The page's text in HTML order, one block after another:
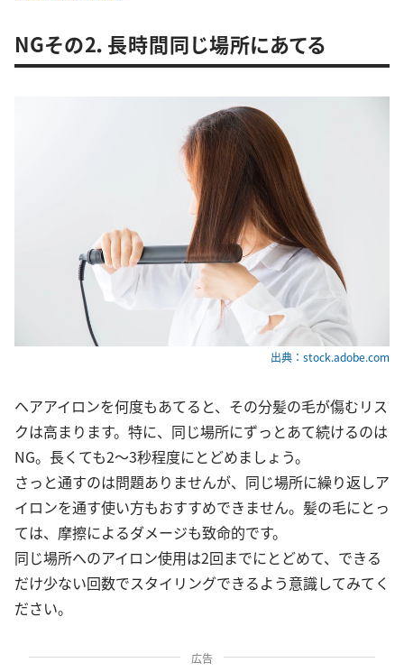
NGその2．長時間同じ場所にあてる
出典：stock.adobe.com
ヘアアイロンを何度もあてると、その分髪の毛が傷むリス
クは高まります。特に、同じ場所にずっとあて続けるのは
NG。長くても2～3秒程度にとどめましょう。
さっと通すのは問題ありませんが、同じ場所に繰り返しア
イロンを通す使い方もおすすめできません。髪の毛にとっ
ては、摩擦によるダメージも致命的です。
同じ場所へのアイロン使用は2回までにとどめて、できる
だけ少ない回数でスタイリングできるよう意識してみてく
ださい。
広告